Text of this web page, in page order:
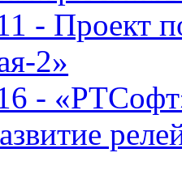
- Проект
2»
-